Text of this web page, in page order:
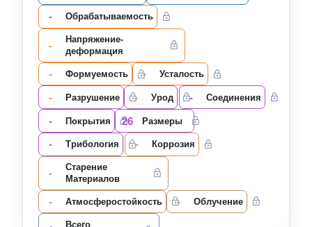
- Oбрабатываемость
-
Напряжение-
деформация
- Формуемость - Усталость
- Разрушение - Урод - Соединения
- Покрытия 26 Размеры
- Трибология - Коррозия
-
Старение
Материалов
- Атмосферостойкость - Облучение
Всего